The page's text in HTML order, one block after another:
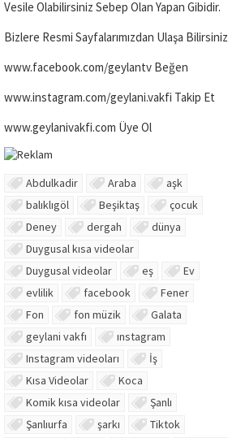
Vesile Olabilirsiniz Sebep Olan Yapan Gibidir.
Bizlere Resmi Sayfalarımızdan Ulaşa Bilirsiniz
www.facebook.com/geylantv Beğen
www.instagram.com/geylani.vakfi Takip Et
www.geylanivakfi.com Üye Ol
Abdulkadir Araba
aşk
balıklıgöl
Beşiktaş
çocuk
Deney
dergah
dünya
Duygusal kısa videolar
Duygusal videolar
eş
Ev
evlilik
facebook
Fener
Fon
fon müzik
Galata
geylani vakfı
ınstagram
Instagram videoları
İş
Kısa Videolar
Koca
Komik kısa videolar
Şanlı
Şanlıurfa
şarkı
Tiktok